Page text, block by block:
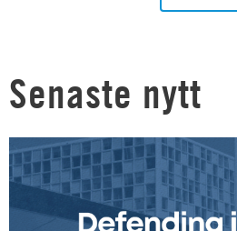
Senaste nytt